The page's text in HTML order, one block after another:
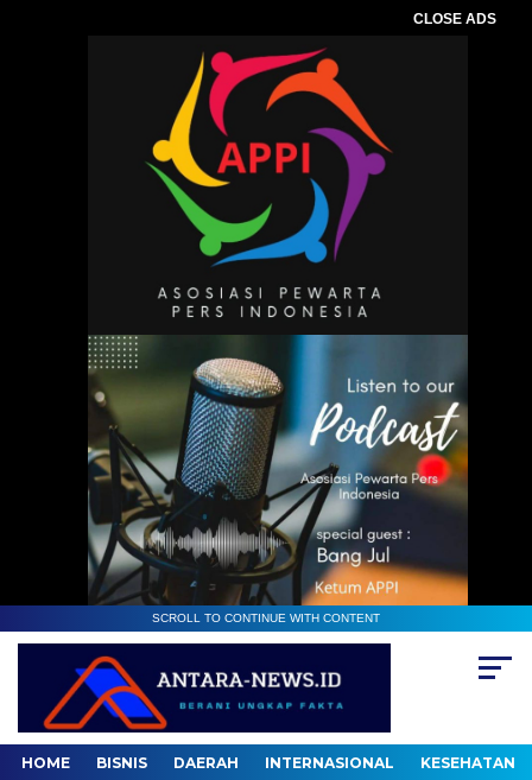
CLOSE ADS
SCROLL TO CONTINUE WITH CONTENT
HOME BISNIS DAERAH INTERNASIONAL KESEHATAN